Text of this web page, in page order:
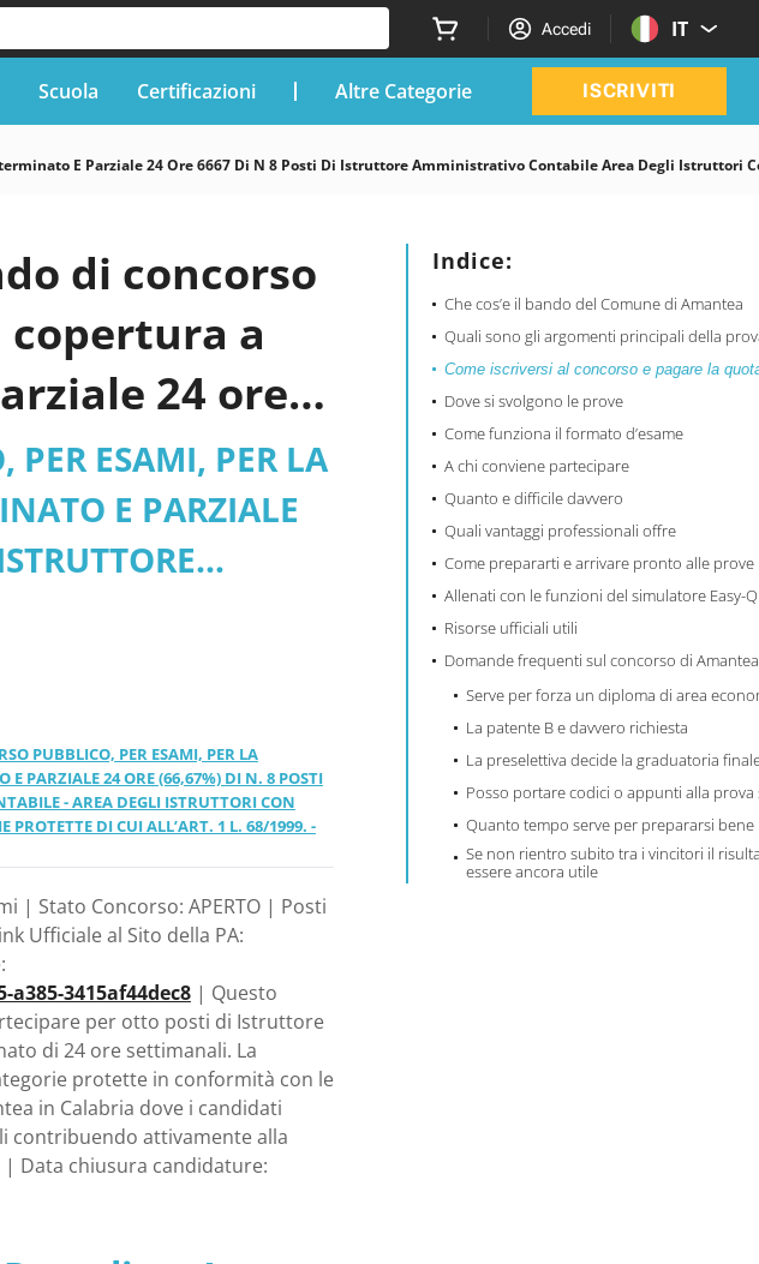
Accedi IT
Scuola Certificazioni Altre Categorie ISCRIVITI
E Parziale 24 Ore 6667 Di N 8 Posti Di Istruttore Amministrativo Contabile Area Degli Istruttori
Indice:
Che cos’e il bando del Comune di Amantea
Quali sono gli argomenti principali della
Come iscriversi al concorso e pagare la
Dove si svolgono le prove
Come funziona il formato d’esame
A chi conviene partecipare
Quanto e difficile davvero
Quali vantaggi professionali offre
Come prepararti e arrivare pronto alle prove
Allenati con le funzioni del simulatore Easy-
Risorse ufficiali utili
Domande frequenti sul concorso di Amantea
Serve per forza un diploma di area
La patente B e davvero richiesta
La preselettiva decide la graduatoria
Posso portare codici o appunti alla prova
Quanto tempo serve per prepararsi bene
Se non rientro subito tra i vincitori il
essere ancora utile
di concorso
copertura a
24 ore
area degli
2 posti
ESAMI, PER LA
E PARZIALE
ALLE
PUBBLICO, PER ESAMI, PER LA
PARZIALE 24 ORE (66,67%) DI N. 8 POSTI
- AREA DEGLI ISTRUTTORI CON
PROTETTE DI CUI ALL’ART. 1 L. 68/1999. -
| Stato Concorso: APERTO | Posti
Ufficiale al Sito della PA:
3415af44dec8| Questo
per otto posti di Istruttore
di 24 ore settimanali. La
protette in conformità con le
in Calabria dove i candidati
contribuendo attivamente alla
Data chiusura candidature: